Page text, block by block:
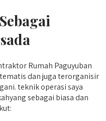
Rumah Paguyuban
dan juga terorganisir
teknik operasi saya
sebagai biasa dan